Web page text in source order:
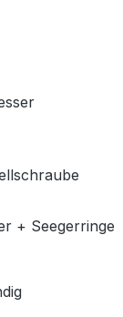
+ Seegerringe